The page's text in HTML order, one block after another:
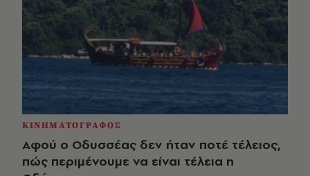
ΚΙΝΗΜΑΤΟΓΡΑΦΟΣ
Αφού ο Οδυσσέας δεν ήταν ποτέ τέλειος,
πώς περιμένουμε να είναι τέλεια η